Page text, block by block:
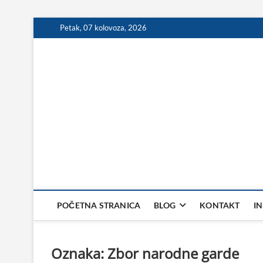
to
Petak, 07 kolovoza, 2026
POČETNA STRANICA BLOG KONTAKT
Oznaka: Zbor narodne garde